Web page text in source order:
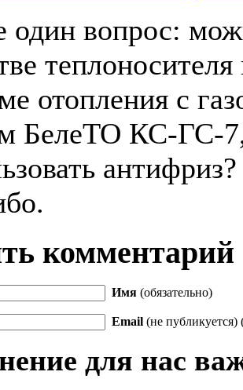
один вопрос:
теплоносителя
отопления с
БелеТО КС-ГС-
антифриз?
комментарий
Имя (обязательно)
Email (не публикуется)
для нас